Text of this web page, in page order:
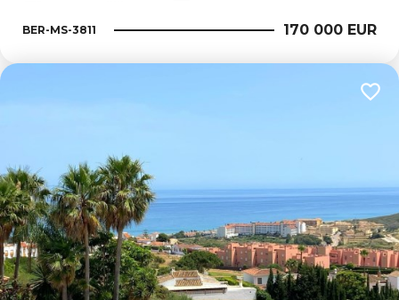
BER-MS-3811 170 000 EUR